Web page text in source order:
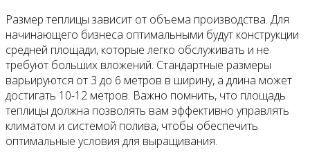
Размер теплицы зависит от объема производства. Для
начинающего бизнеса оптимальными будут конструкции
средней площади, которые легко обслуживать и не
требуют больших вложений. Стандартные размеры
варьируются от 3 до 6 метров в ширину, а длина может
достигать 10-12 метров. Важно помнить, что площадь
теплицы должна позволять вам эффективно управлять
климатом и системой полива, чтобы обеспечить
оптимальные условия для выращивания.